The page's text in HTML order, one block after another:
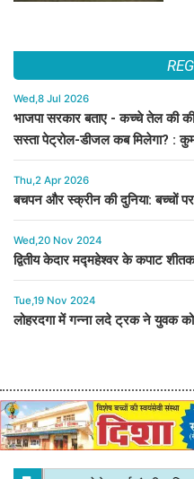
Wed,8 Jul 2026
भाजपा सरकार बताए - कच्चे तेल की
सस्ता पेट्रोल-डीजल कब मिलेगा? :
Thu,2 Apr 2026
बचपन और स्क्रीन की दुनिया: बच्चों पर
Wed,20 Nov 2024
द्वितीय केदार मद्महेश्वर के कपाट
Tue,19 Nov 2024
लोहरदगा में गन्ना लदे ट्रक ने युवक को